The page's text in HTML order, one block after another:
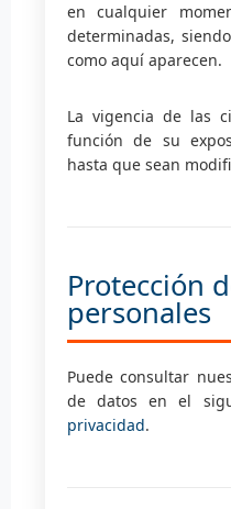
en cualquier
determinadas,
como aquí aparecen.
La vigencia de las
función de su
hasta que sean
Protección
personales
Puede consultar
de datos en el
privacidad.